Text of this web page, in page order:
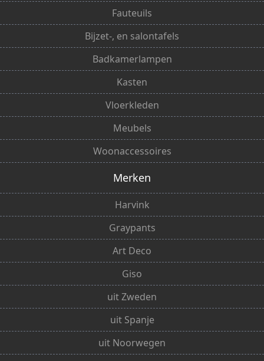
Fauteuils
Bijzet-, en salontafels
Badkamerlampen
Kasten
Vloerkleden
Meubels
Woonaccessoires
Merken
Harvink
Graypants
Art Deco
Giso
uit Zweden
uit Spanje
uit Noorwegen